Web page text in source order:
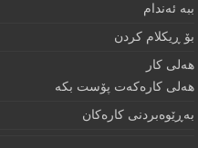
ببه‌ ئه‌ندام
بۆ ڕيكلام كردن
هه‌لی كار
هەلی کارەکەت پۆست بکە
به‌ڕێوه‌بردنى كاره‌كان